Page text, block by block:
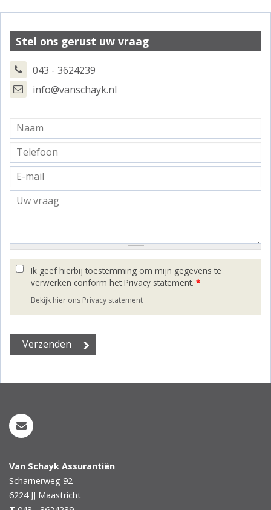
Stel ons gerust uw vraag
043 - 3624239
info@vanschayk.nl
Ik geef hierbij toestemming om mijn gegevens te
verwerken conform het Privacy statement. *
Bekijk hier ons Privacy statement
Van Schayk Assurantiën
Scharnerweg 92
6224 JJ Maastricht